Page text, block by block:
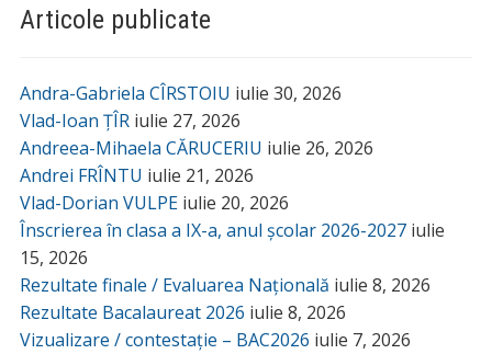
Articole publicate
Andra-Gabriela CÎRSTOIU iulie 30, 2026
Vlad-Ioan ȚÎR iulie 27, 2026
Andreea-Mihaela CĂRUCERIU iulie 26, 2026
Andrei FRÎNTU iulie 21, 2026
Vlad-Dorian VULPE iulie 20, 2026
Înscrierea în clasa a IX-a, anul școlar 2026-2027 iulie
15, 2026
Rezultate finale / Evaluarea Națională iulie 8, 2026
Rezultate Bacalaureat 2026 iulie 8, 2026
Vizualizare / contestație – BAC2026 iulie 7, 2026